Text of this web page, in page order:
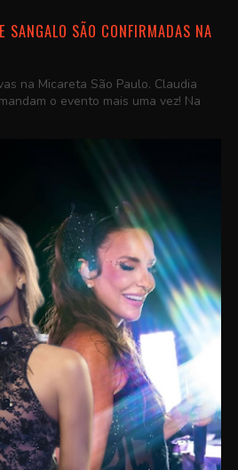
SANGALO SÃO CONFIRMADAS NA
na Micareta São Paulo. Claudia
o evento mais uma vez! Na